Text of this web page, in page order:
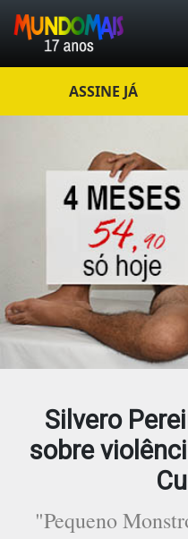
ASSINE JÁ
Silvero
sobre
"Pequeno